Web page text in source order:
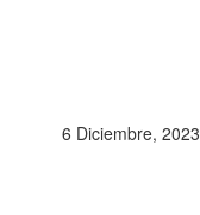
6 Diciembre, 2023